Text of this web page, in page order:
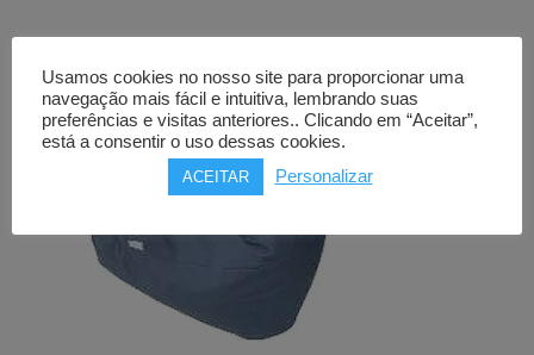
Usamos cookies no nosso site para proporcionar uma
navegação mais fácil e intuitiva, lembrando suas
preferências e visitas anteriores.. Clicando em “Aceitar”,
está a consentir o uso dessas cookies.
ACEITAR Personalizar